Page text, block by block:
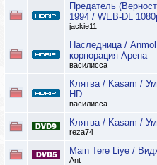
Предатель
1994 / WEB-DL
jackie11
Наследница /
корпорация Арена
василисса
Клятва / Kasam /
HD
василисса
Клятва / Kasam /
reza74
Main Tere Liye /
Ant